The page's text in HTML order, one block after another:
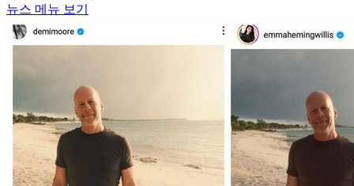
뉴스 메뉴 보기